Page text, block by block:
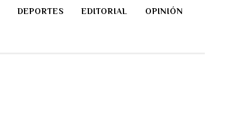
DEPORTES EDITORIAL OPINIÓN